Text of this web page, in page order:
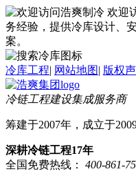
欢迎
务经验，提供冷库设计、
案。
冷库工程| 网站地图| 版权
冷链工程建设集成服务商
筹建于2007年，成立于
深耕冷链工程17年
全国免费热线：
400-861-